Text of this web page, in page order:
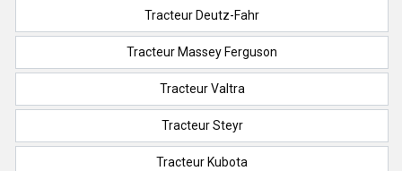
Tracteur Deutz-Fahr
Tracteur Massey Ferguson
Tracteur Valtra
Tracteur Steyr
Tracteur Kubota